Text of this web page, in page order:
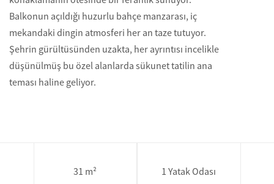
Balkonun açıldığı huzurlu bahçe manzarası, iç
mekandaki dingin atmosferi her an taze tutuyor.
Şehrin gürültüsünden uzakta, her ayrıntısı incelikle
düşünülmüş bu özel alanlarda sükunet tatilin ana
teması haline geliyor.
31 m² 1 Yatak Odası